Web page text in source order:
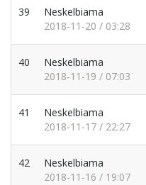
39
Neskelbiama
2018-11-20 / 03:28
40
Neskelbiama
2018-11-19 / 07:03
41
Neskelbiama
2018-11-17 / 22:27
42
Neskelbiama
2018-11-16 / 19:07